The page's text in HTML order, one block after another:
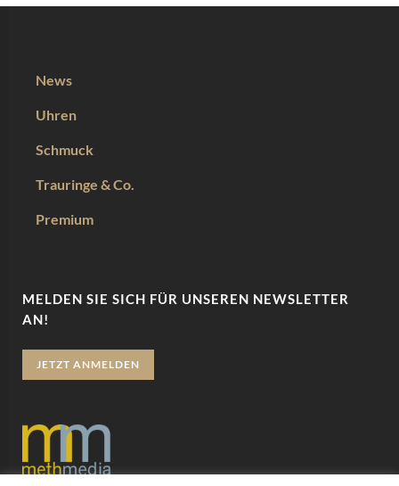
News
Uhren
Schmuck
Trauringe & Co.
Premium
MELDEN SIE SICH FÜR UNSEREN NEWSLETTER
AN!
JETZT ANMELDEN